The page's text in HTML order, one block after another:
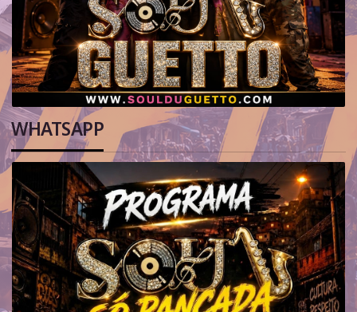
WHATSAPP